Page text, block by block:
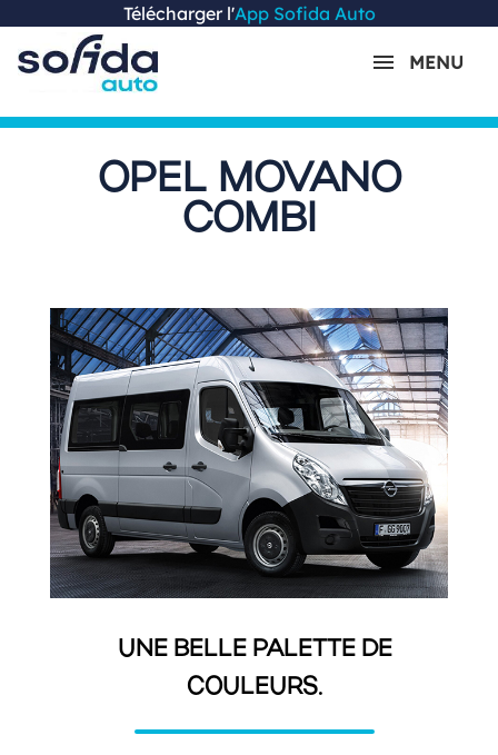
Télécharger l'App Sofida Auto
MENU
OPEL MOVANO
COMBI
UNE BELLE PALETTE DE
COULEURS.